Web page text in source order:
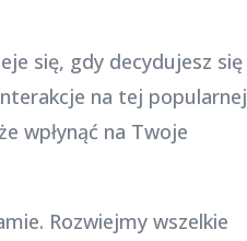
się, gdy decydujesz się
na tej popularnej
wpłynąć na Twoje
Rozwiejmy wszelkie